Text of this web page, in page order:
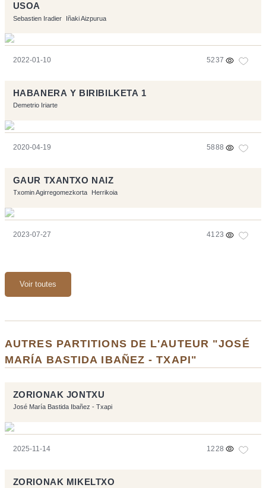
USOA
Sebastien Iradier Iñaki Aizpurua
2022-01-10 5237
HABANERA Y BIRIBILKETA 1
Demetrio Iriarte
2020-04-19 5888
GAUR TXANTXO NAIZ
Txomin Agirregomezkorta Herrikoia
2023-07-27 4123
Voir toutes
AUTRES PARTITIONS DE L'AUTEUR "JOSÉ
MARÍA BASTIDA IBAÑEZ - TXAPI"
ZORIONAK JONTXU
José María Bastida Ibañez - Txapi
2025-11-14 1228
ZORIONAK MIKELTXO